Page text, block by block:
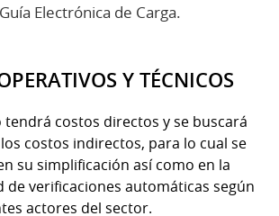
Electrónica de Carga.
Y TÉCNICOS
tendrá costos directos y se buscará
costos indirectos, para lo cual se
su simplificación así como en la
de verificaciones automáticas según
actores del sector.